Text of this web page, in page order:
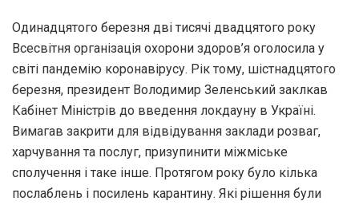
Одинадцятого березня дві тисячі двадцятого року
Всесвітня організація охорони здоров’я оголосила у
світі пандемію коронавірусу. Рік тому, шістнадцятого
березня, президент Володимир Зеленський заклкав
Кабінет Міністрів до введення локдауну в Україні.
Вимагав закрити для відвідування заклади розваг,
харчування та послуг, призупинити міжміське
сполучення і таке інше. Протягом року було кілька
послаблень і посилень карантину. Які рішення були